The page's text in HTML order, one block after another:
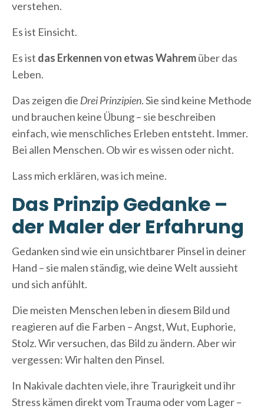
verstehen.
Es ist Einsicht.
Es ist das Erkennen von etwas Wahremüber das
Leben.
Das zeigen die Drei Prinzipien. Sie sind keine Methode
und brauchen keine Übung – sie beschreiben
einfach, wie menschliches Erleben entsteht. Immer.
Bei allen Menschen. Ob wir es wissen oder nicht.
Lass mich erklären, was ich meine.
Das Prinzip Gedanke –
der Maler der Erfahrung
Gedanken sind wie ein unsichtbarer Pinsel in deiner
Hand – sie malen ständig, wie deine Welt aussieht
und sich anfühlt.
Die meisten Menschen leben in diesem Bild und
reagieren auf die Farben – Angst, Wut, Euphorie,
Stolz. Wir versuchen, das Bild zu ändern. Aber wir
vergessen: Wir halten den Pinsel.
In Nakivale dachten viele, ihre Traurigkeit und ihr
Stress kämen direkt vom Trauma oder vom Lager –